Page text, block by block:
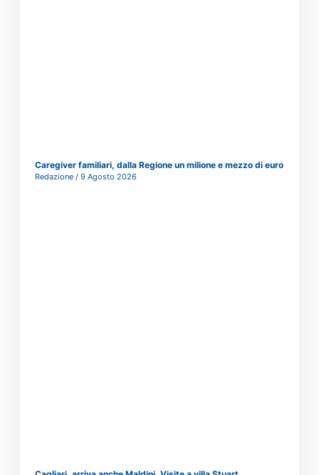
Caregiver familiari, dalla Regione un milione e mezzo di euro
Redazione 9 Agosto 2026